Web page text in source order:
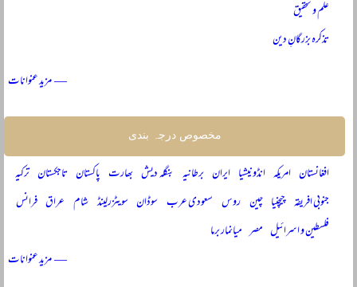
علم و تحقیق
تذکرہ بزرگانِ دین
— مزید عنوانات
مخصوص درجہ بندی
افغانستان امریکہ انڈونیشیا ایران برطانیہ بنگلہ دیش بھارت پاکستان تاجکستان ترکیہ
جنوبی افریقہ چیچنیا چین روس سعودی عرب سوڈان سویٹزرلینڈ شام عراق فرانس
فلسطین و اسرائیل مصر میانمار برما
— مزید عنوانات